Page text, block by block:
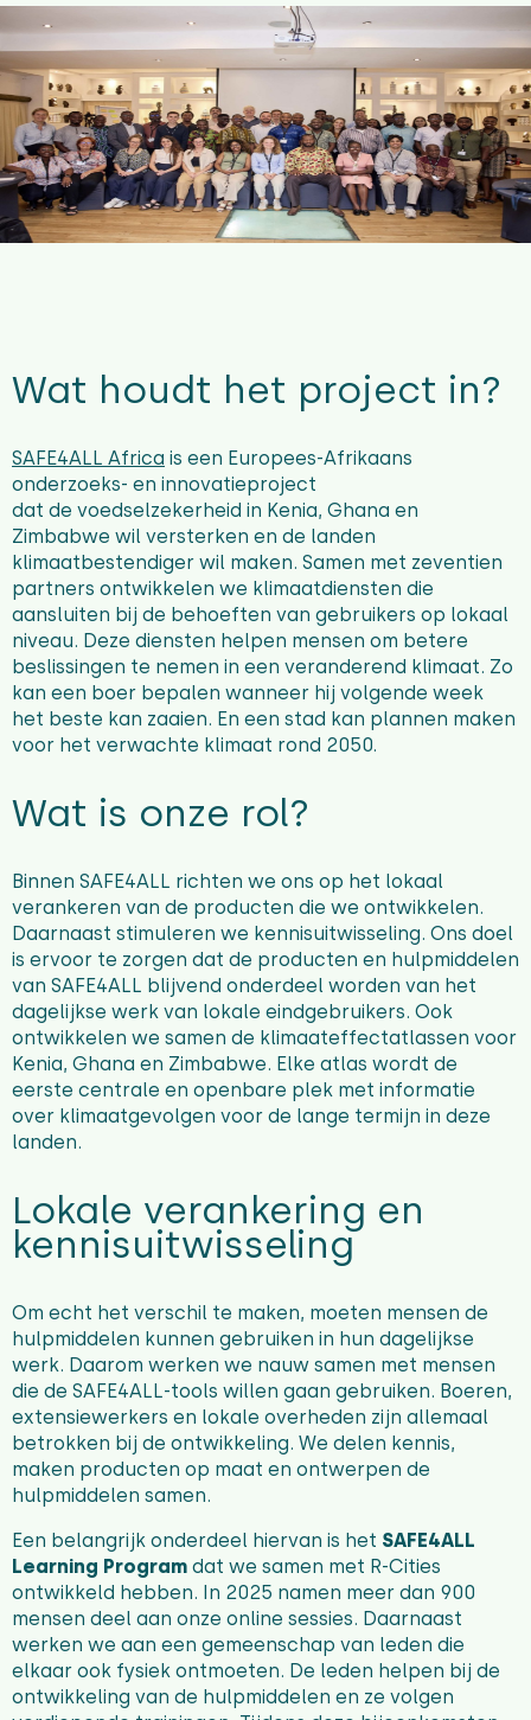
Wat houdt het project in?
SAFE4ALL Africa is een Europees-Afrikaans
onderzoeks- en innovatieproject
dat de voedselzekerheid in Kenia, Ghana en
Zimbabwe wil versterken en de landen
klimaatbestendiger wil maken. Samen met zeventien
partners ontwikkelen we klimaatdiensten die
aansluiten bij de behoeften van gebruikers op lokaal
niveau. Deze diensten helpen mensen om betere
beslissingen te nemen in een veranderend klimaat. Zo
kan een boer bepalen wanneer hij volgende week
het beste kan zaaien. En een stad kan plannen maken
voor het verwachte klimaat rond 2050.
Wat is onze rol?
Binnen SAFE4ALL richten we ons op het lokaal
verankeren van de producten die we ontwikkelen.
Daarnaast stimuleren we kennisuitwisseling. Ons doel
is ervoor te zorgen dat de producten en hulpmiddelen
van SAFE4ALL blijvend onderdeel worden van het
dagelijkse werk van lokale eindgebruikers. Ook
ontwikkelen we samen de klimaateffectatlassen voor
Kenia, Ghana en Zimbabwe. Elke atlas wordt de
eerste centrale en openbare plek met informatie
over klimaatgevolgen voor de lange termijn in deze
landen.
Lokale verankering en
kennisuitwisseling
Om echt het verschil te maken, moeten mensen de
hulpmiddelen kunnen gebruiken in hun dagelijkse
werk. Daarom werken we nauw samen met mensen
die de SAFE4ALL-tools willen gaan gebruiken. Boeren,
extensiewerkers en lokale overheden zijn allemaal
betrokken bij de ontwikkeling. We delen kennis,
maken producten op maat en ontwerpen de
hulpmiddelen samen.
Een belangrijk onderdeel hiervan is het SAFE4ALL
Learning Program dat we samen met R-Cities
ontwikkeld hebben. In 2025 namen meer dan 900
mensen deel aan onze online sessies. Daarnaast
werken we aan een gemeenschap van leden die
elkaar ook fysiek ontmoeten. De leden helpen bij de
ontwikkeling van de hulpmiddelen en ze volgen